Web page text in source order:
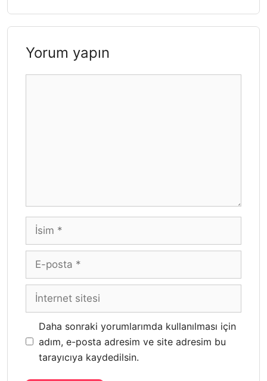
Yorum yapın
İsim
posta
İnternet
Daha sonraki yorumlarımda kullanılması için
adım, e-posta adresim ve site adresim bu
tarayıcıya kaydedilsin.